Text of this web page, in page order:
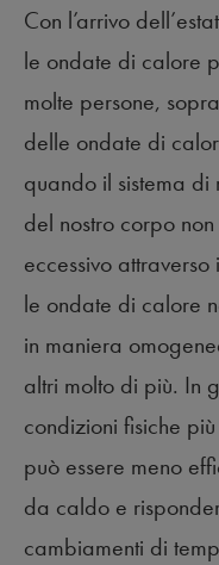
Con l’arrivo
le ondate di calore
molte persone,
delle ondate di
quando il sistema
del nostro corpo
eccessivo
le ondate di calore
in maniera
altri molto di più. In
condizioni fisiche
può essere meno
da caldo e
cambiamenti di